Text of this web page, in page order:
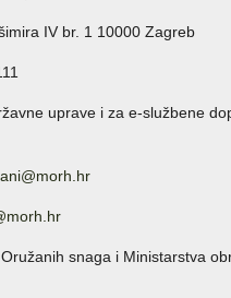
IV br. 1 10000 Zagreb
uprave i za e-službene
snaga i Ministarstva